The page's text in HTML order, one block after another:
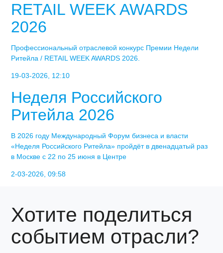
RETAIL WEEK AWARDS
2026
Профессиональный отраслевой конкурс Премии Недели
Ритейла / RETAIL WEEK AWARDS 2026.
19-03-2026, 12:10
Неделя Российского
Ритейла 2026
В 2026 году Международный Форум бизнеса и власти
«Неделя Российского Ритейла» пройдёт в двенадцатый раз
в Москве с 22 по 25 июня в Центре
2-03-2026, 09:58
Хотите поделиться
событием отрасли?